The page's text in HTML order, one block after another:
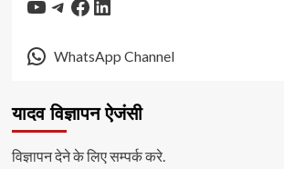
YouTube
Telegram
Facebook
LinkedIn
WhatsApp Channel
यादव विज्ञापन ऐजंसी
विज्ञापन देने के लिए सम्पर्क करे.